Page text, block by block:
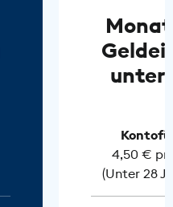
unter
4,50 €
(Unter 28